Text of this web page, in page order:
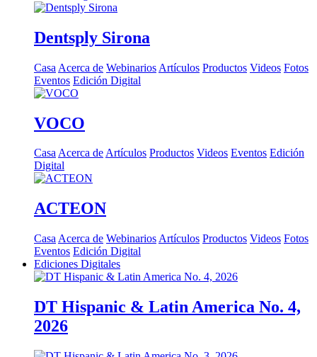
Dentsply Sirona
Casa Acerca de Webinarios Artículos Productos Videos Fotos
Eventos Edición Digital
VOCO
CasaAcerca deArtículos Productos Videos Eventos Edición
Digital
ACTEON
Casa Acerca de Webinarios Artículos Productos Videos Fotos
Eventos Edición Digital
Ediciones Digitales
DT Hispanic & Latin America No. 4,
2026